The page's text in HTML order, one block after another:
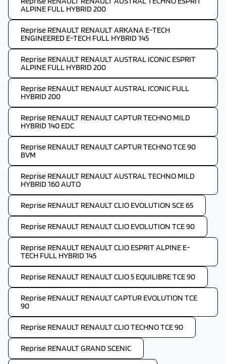
ALPINE FULL HYBRID 200
Reprise RENAULT RENAULT ARKANA E-TECH
ENGINEERED E-TECH FULL HYBRID 145
Reprise RENAULT RENAULT AUSTRAL ICONIC ESPRIT
ALPINE FULL HYBRID 200
Reprise RENAULT RENAULT AUSTRAL ICONIC FULL
HYBRID 200
Reprise RENAULT RENAULT CAPTUR TECHNO MILD
HYBRID 140 EDC
Reprise RENAULT RENAULT CAPTUR TECHNO TCE 90
BVM
Reprise RENAULT RENAULT AUSTRAL TECHNO MILD
HYBRID 160 AUTO
Reprise RENAULT RENAULT CLIO EVOLUTION SCE 65
Reprise RENAULT RENAULT CLIO EVOLUTION TCE 90
Reprise RENAULT RENAULT CLIO ESPRIT ALPINE E-
TECH FULL HYBRID 145
Reprise RENAULT RENAULT CLIO 5 EQUILIBRE TCE 90
Reprise RENAULT RENAULT CAPTUR EVOLUTION TCE
90
Reprise RENAULT RENAULT CLIO TECHNO TCE 90
Reprise RENAULT GRAND SCENIC